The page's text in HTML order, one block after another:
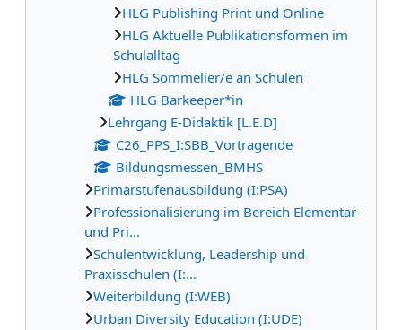
HLG Publishing Print und Online
HLG Aktuelle Publikationsformen im
Schulalltag
HLG Sommelier/e an Schulen
HLG Barkeeper*in
Lehrgang E-Didaktik [L.E.D]
C26_PPS_I:SBB_Vortragende
Bildungsmessen_BMHS
Primarstufenausbildung (I:PSA)
Professionalisierung im Bereich Elementar-
und Pri...
Schulentwicklung, Leadership und
Praxisschulen (I:...
Weiterbildung (I:WEB)
Urban Diversity Education (I:UDE)